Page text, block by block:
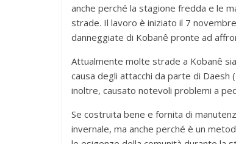
anche perché la stagione fredda e le
strade. Il lavoro è iniziato il 7
danneggiate di Kobanê pronte ad
Attualmente molte strade a Kobanê
causa degli attacchi da parte di
inoltre, causato notevoli problemi a
Se costruita bene e fornita di
invernale, ma anche perché è un